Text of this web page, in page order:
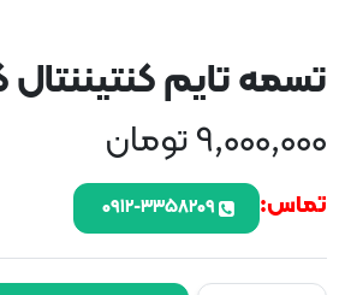
تسمه تایم
9,000,000تومان
تماس: ۰۹۱۲-۳۳۵۸۲۰۹